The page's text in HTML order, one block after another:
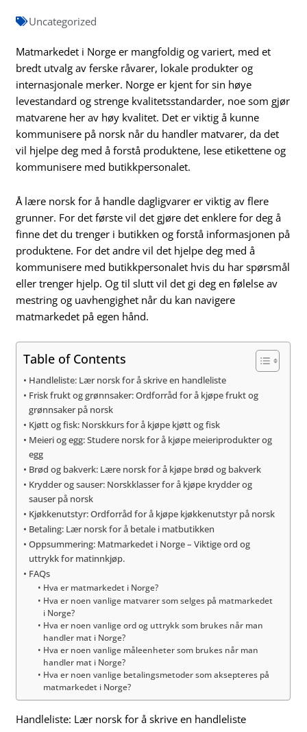
Uncategorized
Matmarkedet i Norge er mangfoldig og variert, med et
bredt utvalg av ferske råvarer, lokale produkter og
internasjonale merker. Norge er kjent for sin høye
levestandard og strenge kvalitetsstandarder, noe som gjør
matvarene her av høy kvalitet. Det er viktig å kunne
kommunisere på norsk når du handler matvarer, da det
vil hjelpe deg med å forstå produktene, lese etikettene og
kommunisere med butikkpersonalet.
Å lære norsk for å handle dagligvarer er viktig av flere
grunner. For det første vil det gjøre det enklere for deg å
finne det du trenger i butikken og forstå informasjonen på
produktene. For det andre vil det hjelpe deg med å
kommunisere med butikkpersonalet hvis du har spørsmål
eller trenger hjelp. Og til slutt vil det gi deg en følelse av
mestring og uavhengighet når du kan navigere
matmarkedet på egen hånd.
Table of Contents
Handleliste: Lær norsk for å skrive en handleliste
Frisk frukt og grønnsaker: Ordforråd for å kjøpe frukt og
grønnsaker på norsk
Kjøtt og fisk: Norskkurs for å kjøpe kjøtt og fisk
Meieri og egg: Studere norsk for å kjøpe meieriprodukter og
egg
Brød og bakverk: Lære norsk for å kjøpe brød og bakverk
Krydder og sauser: Norskklasser for å kjøpe krydder og
sauser på norsk
Kjøkkenutstyr: Ordforråd for å kjøpe kjøkkenutstyr på norsk
Betaling: Lær norsk for å betale i matbutikken
Oppsummering: Matmarkedet i Norge – Viktige ord og
uttrykk for matinnkjøp.
FAQs
Hva er matmarkedet i Norge?
Hva er noen vanlige matvarer som selges på matmarkedet
i Norge?
Hva er noen vanlige ord og uttrykk som brukes når man
handler mat i Norge?
Hva er noen vanlige måleenheter som brukes når man
handler mat i Norge?
Hva er noen vanlige betalingsmetoder som aksepteres på
matmarkedet i Norge?
Handleliste: Lær norsk for å skrive en handleliste